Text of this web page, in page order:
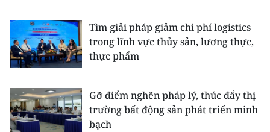
Tìm giải pháp giảm chi phí logistics
trong lĩnh vực thủy sản, lương thực,
thực phẩm
Gỡ điểm nghẽn pháp lý, thúc đẩy thị
trường bất động sản phát triển minh
bạch